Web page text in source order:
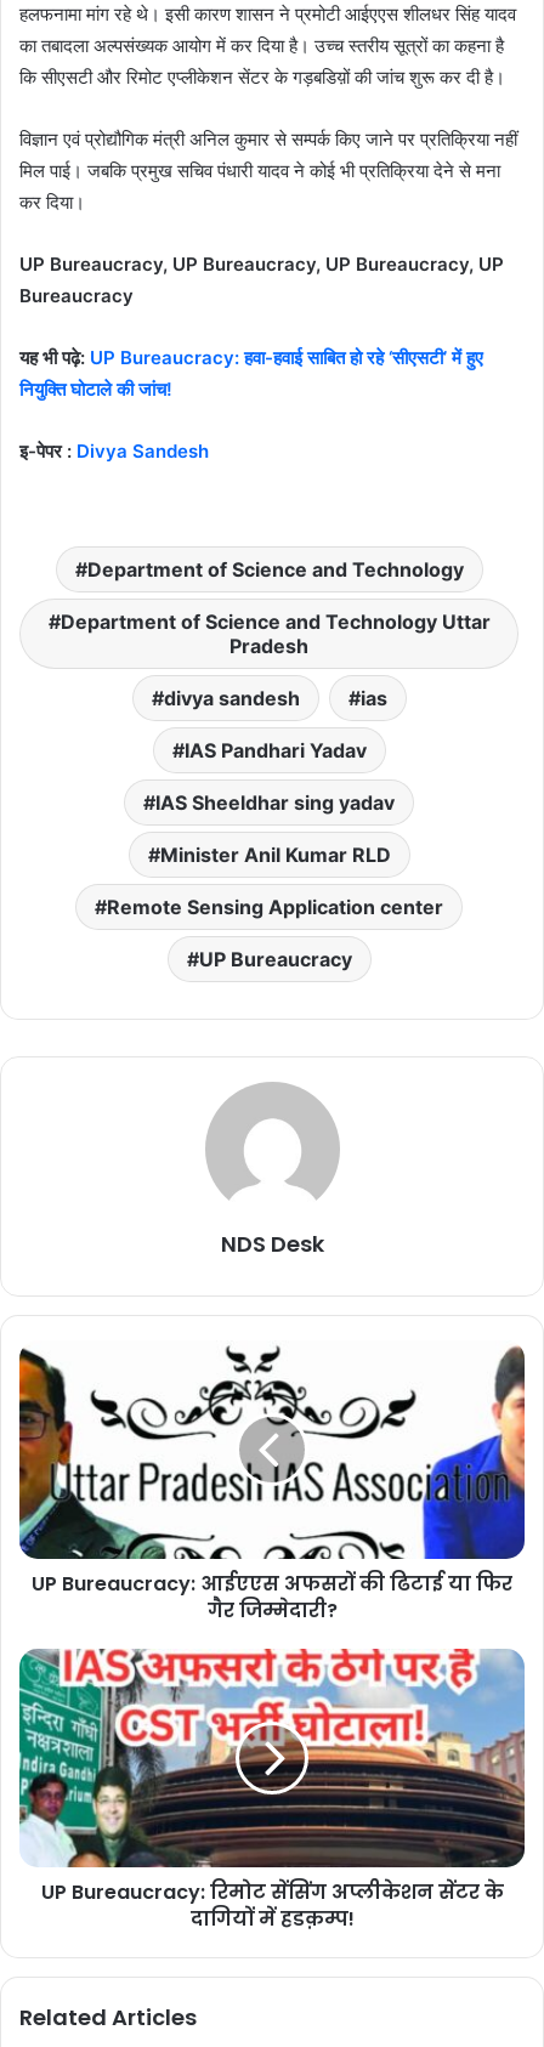
हलफनामा मांग रहे थे। इसी कारण शासन ने प्रमोटी आईएएस शीलधर सिंह यादव
का तबादला अल्पसंख्यक आयोग में कर दिया है। उच्च स्तरीय सूत्रों का कहना है
कि सीएसटी और रिमोट एप्लीकेशन सेंटर के गड़बडिय़ों की जांच शुरू कर दी है।
विज्ञान एवं प्रोद्यौगिक मंत्री अनिल कुमार से सम्पर्क किए जाने पर प्रतिक्रिया नहीं
मिल पाई। जबकि प्रमुख सचिव पंधारी यादव ने कोई भी प्रतिक्रिया देने से मना
कर दिया।
UP Bureaucracy, UP Bureaucracy, UP Bureaucracy, UP
Bureaucracy
यह भी पढ़े: UP Bureaucracy: हवा-हवाई साबित हो रहे ‘सीएसटी’ में हुए
नियुक्ति घोटाले की जांच!
इ-पेपर : Divya Sandesh
Department of Science and Technology
Department of Science and Technology Uttar
Pradesh
divya sandesh ias
IAS Pandhari Yadav
IAS Sheeldhar sing yadav
Minister Anil Kumar RLD
Remote Sensing Application center
UP Bureaucracy
NDS Desk
UP Bureaucracy: आईएएस अफसरों की ढिटाई या फिर
गैर जिम्मेदारी?
UP Bureaucracy: रिमोट सेंसिंग अप्लीकेशन सेंटर के
दागियों में हडक़म्प!
Related Articles